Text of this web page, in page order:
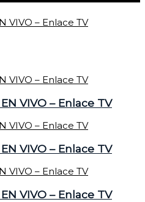
VIVO – Enlace TV
VIVO – Enlace TV
VIVO – Enlace TV